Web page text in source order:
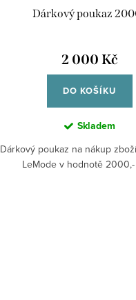
Dárkový poukaz
2 000 Kč
DO KOŠÍKU
Skladem
Dárkový poukaz na nákup
LeMode v hodnotě 2000,-